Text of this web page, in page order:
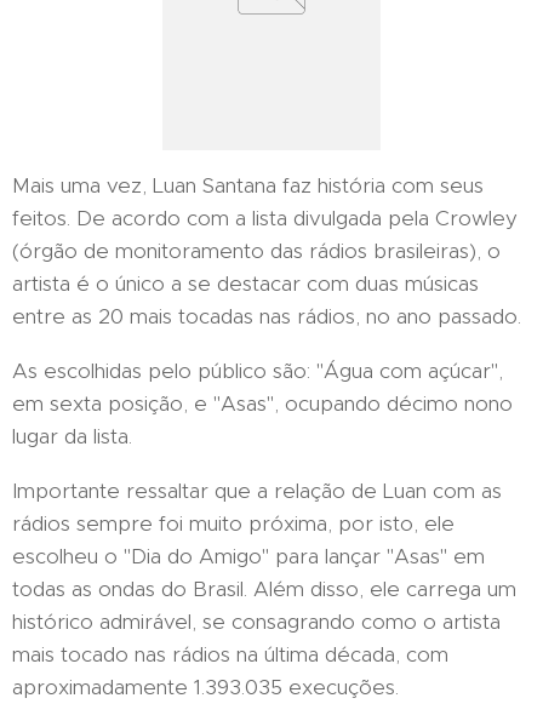
Mais uma vez, Luan Santana faz história com seus
feitos. De acordo com a lista divulgada pela Crowley
(órgão de monitoramento das rádios brasileiras), o
artista é o único a se destacar com duas músicas
entre as 20 mais tocadas nas rádios, no ano passado.
As escolhidas pelo público são: "Água com açúcar",
em sexta posição, e "Asas", ocupando décimo nono
lugar da lista.
Importante ressaltar que a relação de Luan com as
rádios sempre foi muito próxima, por isto, ele
escolheu o "Dia do Amigo" para lançar "Asas" em
todas as ondas do Brasil. Além disso, ele carrega um
histórico admirável, se consagrando como o artista
mais tocado nas rádios na última década, com
aproximadamente 1.393.035 execuções.